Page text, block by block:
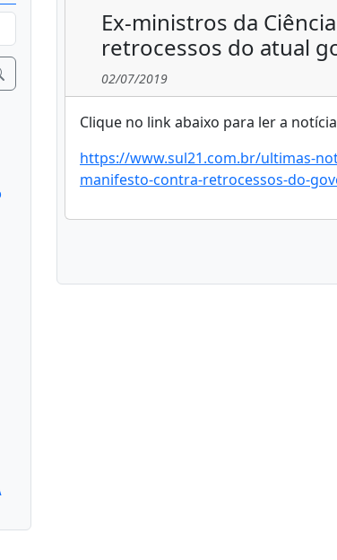
Ex-ministros da
retrocessos do atual
02/07/2019
Clique no link abaixo para ler a
https://www.sul21.com.br/ultimas-
manifesto-contra-retrocessos-do-